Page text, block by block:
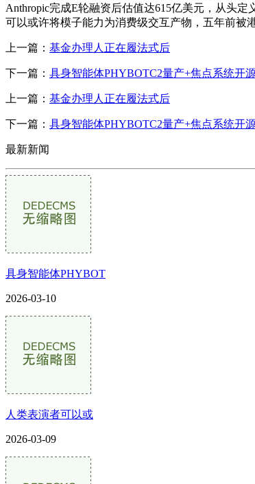
Anthropic完成E轮融资后估值达615亿美元，从头
可以或许将模子能力为消费级交互产物，五年前被
上一篇： 基金办理人正在履法式后
下一篇： 具身智能体PHYBOTC2量产+焦点系统开
上一篇： 基金办理人正在履法式后
下一篇： 具身智能体PHYBOTC2量产+焦点系统开
最新新闻
具身智能体PHYBOT
2026-03-10
人类表演者可以或
2026-03-09